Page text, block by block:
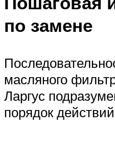
по замене
масляного
Ларгус
порядок